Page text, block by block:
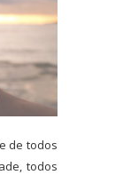
de todos
todos